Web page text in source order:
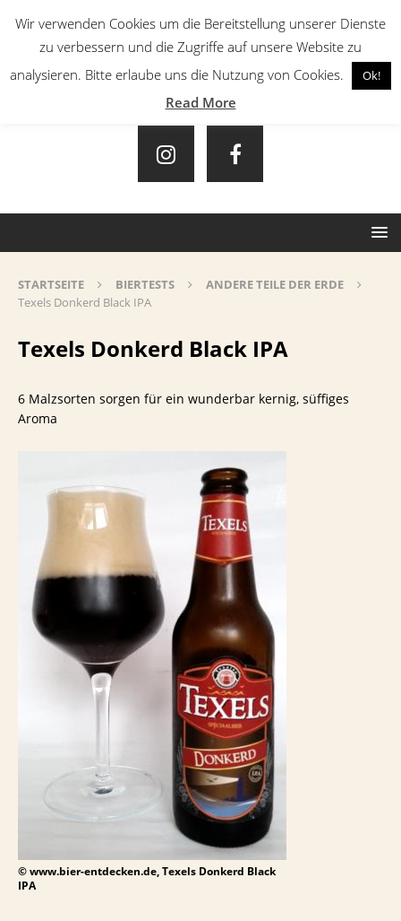
STARTSEITE BIERTESTS
ANDERE TEILE DER ERDE
Texels Donkerd Black IPA
Texels Donkerd Black IPA
6 Malzsorten sorgen für ein wunderbar kernig, süffiges
Aroma
© www.bier-entdecken.de, Texels Donkerd Black
IPA
Wir verwenden Cookies um die Bereitstellung unserer Dienste
zu verbessern und die Zugriffe auf unsere Website zu
analysieren. Bitte erlaube uns die Nutzung von Cookies.
Ok!
Read More